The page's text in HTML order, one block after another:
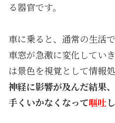
る器官です。
車に乗ると、通常の生活
車窓が急激に変化してい
は景色を視覚として情報
神経に影響が及んだ結果
手くいかなくなって嘔吐